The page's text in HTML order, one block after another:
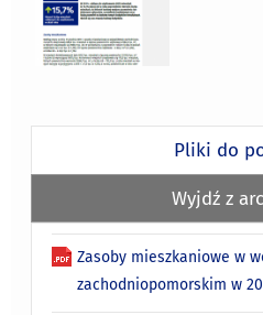
Pliki do
Wyjdź z
Zasoby mieszkaniowe w
zachodniopomorskim w